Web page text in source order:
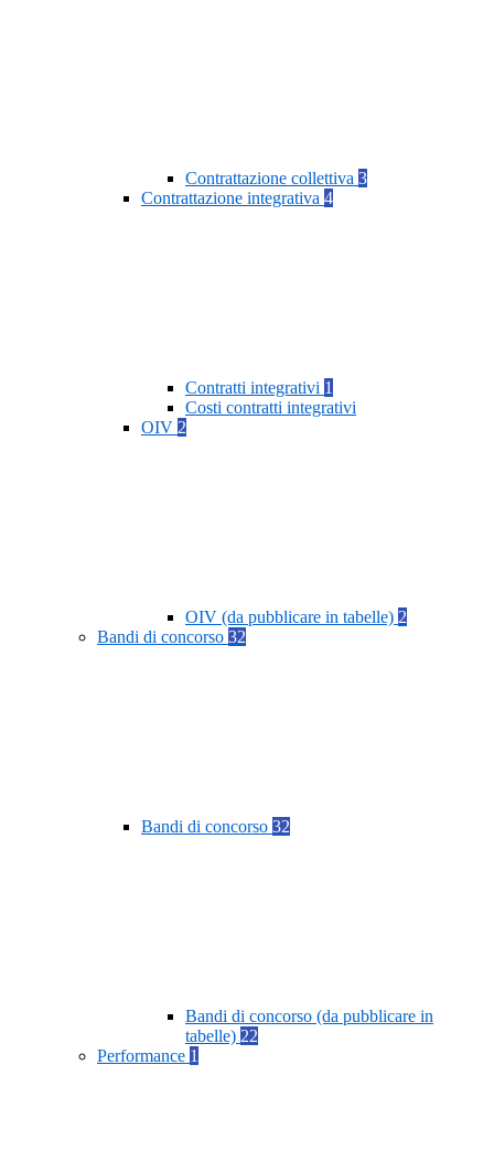
Contrattazione collettiva 3
Contrattazione integrativa 4
Contratti integrativi 1
Costi contratti integrativi
OIV 2
OIV (da pubblicare in tabelle) 2
Bandi di concorso 32
Bandi di concorso 32
Bandi di concorso (da pubblicare in
tabelle) 22
Performance 1